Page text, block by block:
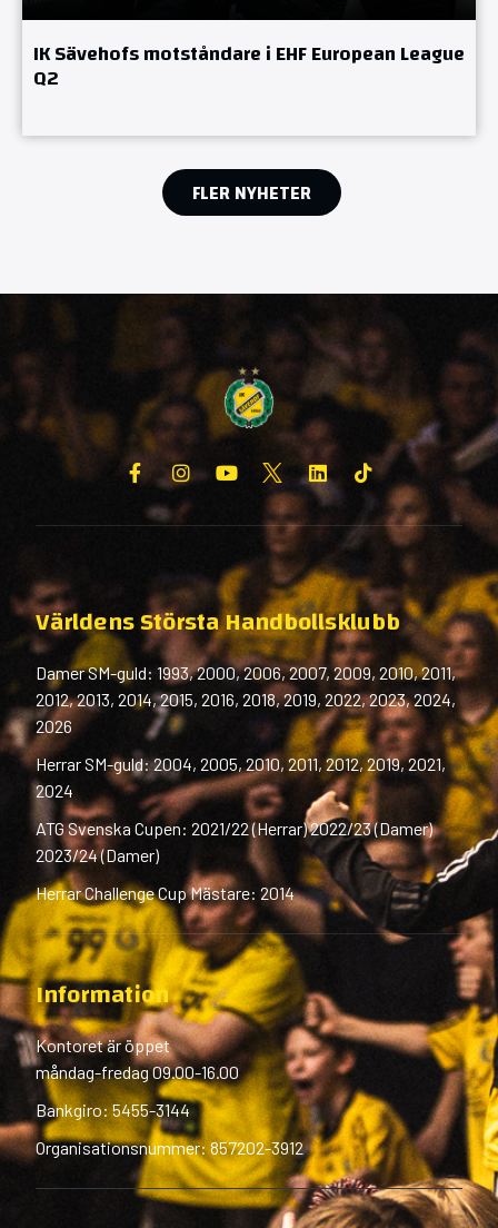
IK Sävehofs motståndare i EHF European League
Q2
FLER NYHETER
Världens Största Handbollsklubb
Damer SM-guld: 1993, 2000, 2006, 2007, 2009, 2010, 2011,
2012, 2013, 2014, 2015, 2016, 2018, 2019, 2022, 2023, 2024,
2026
Herrar SM-guld: 2004, 2005, 2010, 2011, 2012, 2019, 2021,
2024
ATG Svenska Cupen: 2021/22 (Herrar) 2022/23 (Damer)
2023/24 (Damer)
Herrar Challenge Cup Mästare: 2014
Information
Kontoret är öppet
måndag-fredag 09.00-16.00
Bankgiro: 5455-3144
Organisationsnummer: 857202-3912